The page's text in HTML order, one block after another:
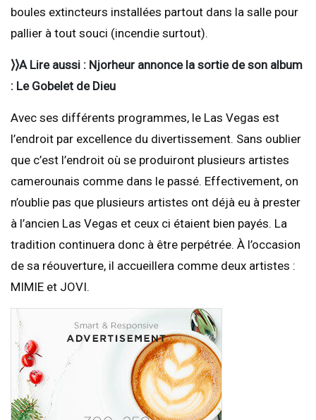
boules extincteurs installées partout dans la salle pour
pallier à tout souci (incendie surtout).
⟩⟩A Lire aussi : Njorheur annonce la sortie de son album
: Le Gobelet de Dieu
Avec ses différents programmes, le Las Vegas est
l’endroit par excellence du divertissement. Sans oublier
que c’est l’endroit où se produiront plusieurs artistes
camerounais comme dans le passé. Effectivement, on
n’oublie pas que plusieurs artistes ont déjà eu à prester
à l’ancien Las Vegas et ceux ci étaient bien payés. La
tradition continuera donc à être perpétrée. À l’occasion
de sa réouverture, il accueillera comme deux artistes :
MIMIE et JOVI.